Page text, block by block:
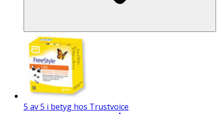
5 av 5 i betyg hos Trustvoice